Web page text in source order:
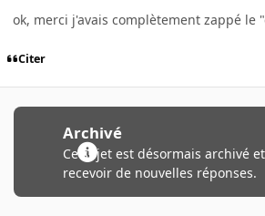
ok, merci j'avais complètement zappé le
Citer
Archivé
Ce sujet est désormais archivé
recevoir de nouvelles réponses.